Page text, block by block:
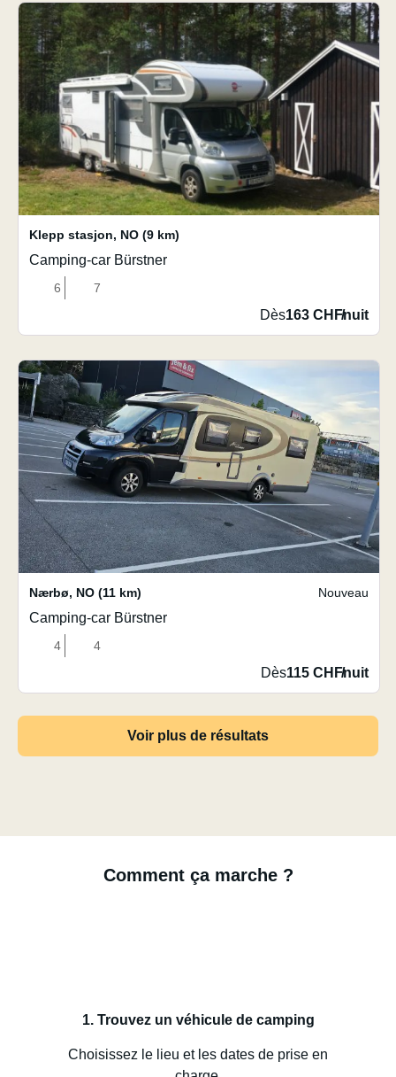
Klepp stasjon, NO (9 km)
Camping-car Bürstner
6 7
Dès163 CHF/nuit
Nærbø, NO (11 km) Nouveau
Camping-car Bürstner
4 4
Dès115 CHF/nuit
Voir plus de résultats
Comment ça marche ?
1. Trouvez un véhicule de camping
Choisissez le lieu et les dates de prise en